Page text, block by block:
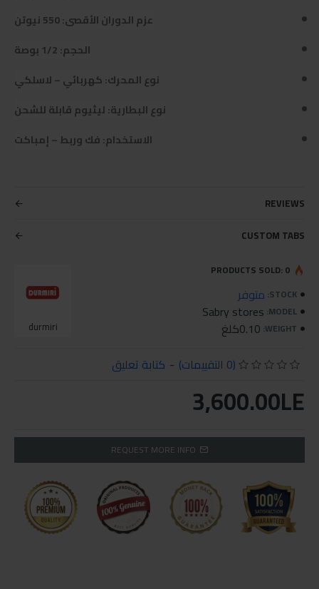
عزم الدوران الأقصى: 550 نيوتن
الحجم: 1/2 بوصة
نوع المحرك: كهربائي – لاسلكي
نوع البطارية: ليثيوم قابلة للشحن
الاستخدام: فك وربط – إمباكت
REVIEWS
CUSTOM TABS
STOCK: متوفر
MODEL:
Sabry stores
WEIGHT: 0.10كلغ durmiri
PRODUCTS SOLD: 0
(0 التقييمات) - كتابة تعليق
3,600.00LE
REQUEST MORE INFO